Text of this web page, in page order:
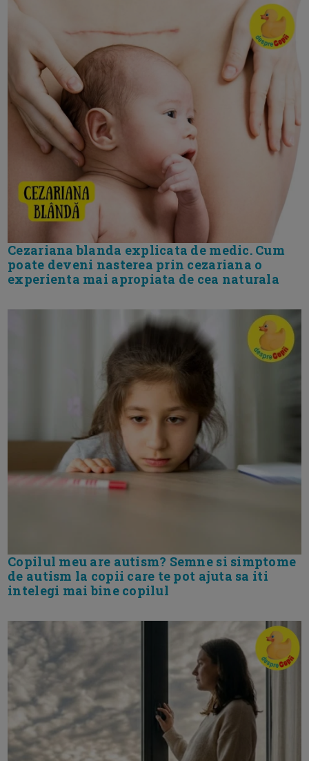
Cezariana blanda explicata de medic. Cum
poate deveni nasterea prin cezariana o
experienta mai apropiata de cea naturala
Copilul meu are autism? Semne si simptome
de autism la copii care te pot ajuta sa iti
intelegi mai bine copilul